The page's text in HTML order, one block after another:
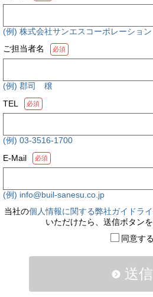
(例) 株式会社サンエスコーポレーション
ご担当者名
必須
(例) 郡司 穣
TEL
必須
(例) 03-3516-1700
E-Mail
必須
(例) info@buil-sanesu.co.jp
当社の個人情報に関する弊社ガイドラ
いただけたら、送信ボタン
同意する
送信